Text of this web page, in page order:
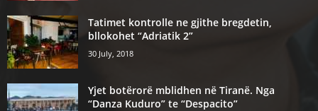
Tatimet kontrolle ne gjithe bregdetin,
bllokohet “Adriatik 2”
30 July, 2018
Yjet botërorë mblidhen në Tiranë. Nga
“Danza Kuduro” te “Despacito”